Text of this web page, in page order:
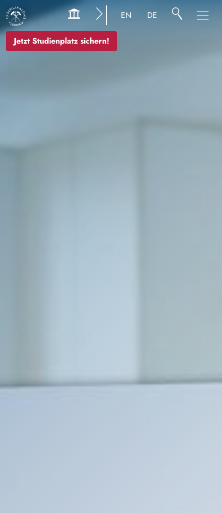
Jetzt Studienplatz sichern!
EN DE
Bild